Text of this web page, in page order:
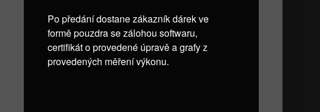
Po předání dostane zákazník dárek ve
formě pouzdra se zálohou softwaru,
certifikát o provedené úpravě a grafy z
provedených měření výkonu.